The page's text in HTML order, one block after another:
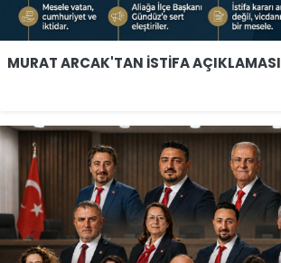
MURAT ARCAK'TAN İSTİFA AÇIKLAMASI